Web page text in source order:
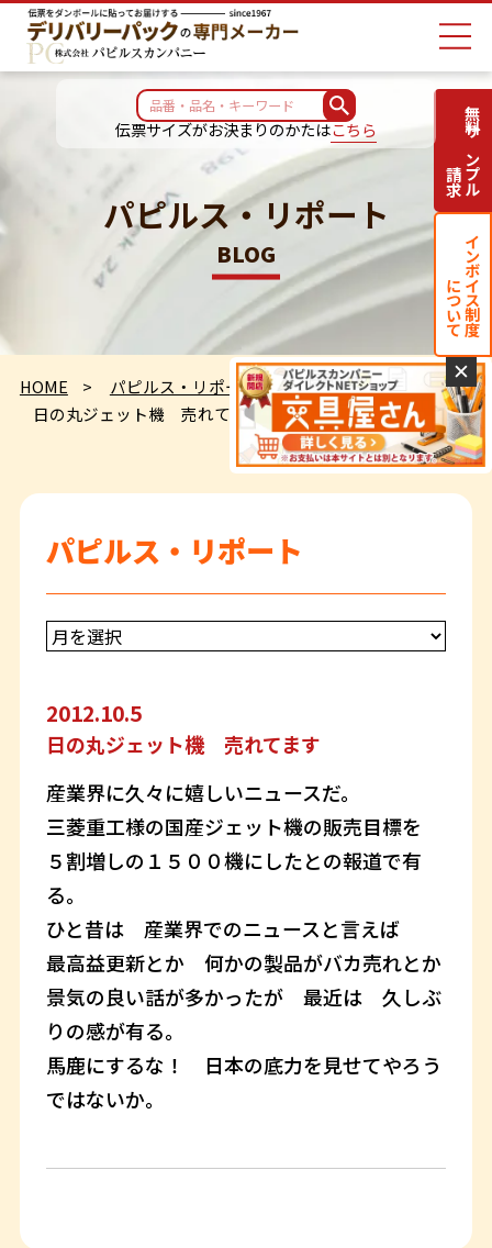
伝票サイズがお決まりのかたはこちら
パピルス・リポート
BLOG
HOME
パピルス・リポート
日の丸ジェット機 売れてます
パピルス・リポート
2012.10.5
日の丸ジェット機 売れてます
産業界に久々に嬉しいニュースだ。
三菱重工様の国産ジェット機の販売目標を
５割増しの１５００機にしたとの報道で有
る。
ひと昔は 産業界でのニュースと言えば
最高益更新とか 何かの製品がバカ売れとか
景気の良い話が多かったが 最近は 久しぶ
りの感が有る。
馬鹿にするな！ 日本の底力を見せてやろう
ではないか。
無料サンプル
請求
インボイス制度
について
✕